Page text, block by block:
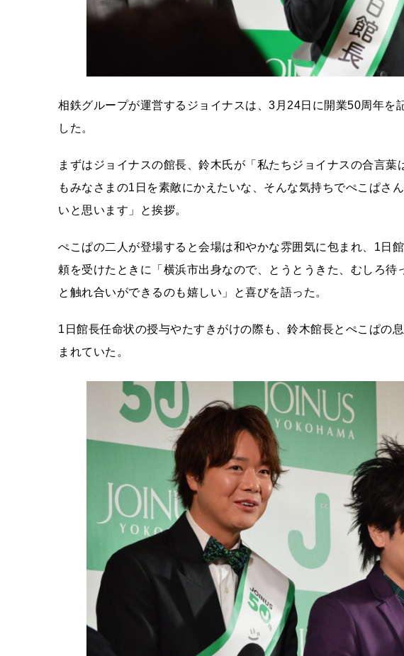
相鉄グループが運営するジョイナスは、3月24日に開業50周年を
した。
まずはジョイナスの館長、鈴木氏が「私たちジョイナスの合言葉
もみなさまの1日を素敵にかえたいな、そんな気持ちでぺこぱさ
いと思います」と挨拶。
ぺこぱの二人が登場すると会場は和やかな雰囲気に包まれ、1日
頼を受けたときに「横浜市出身なので、とうとうきた、むしろ
と触れ合いができるのも嬉しい」と喜びを語った。
1日館長任命状の授与やたすきがけの際も、鈴木館長とぺこぱの
まれていた。